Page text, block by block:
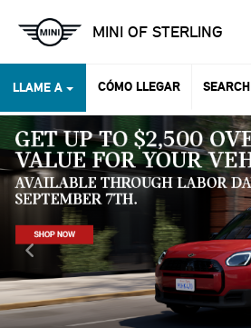
MINI OF STERLING
LLAME A CÓMO LLEGAR SEARCH